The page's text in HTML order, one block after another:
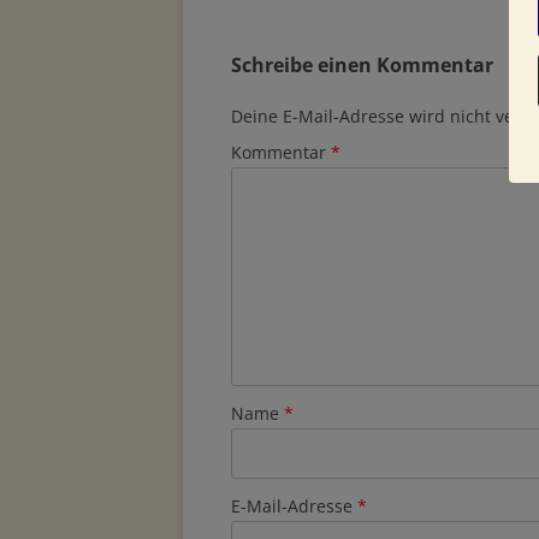
Schreibe einen Kommentar
Deine E-Mail-Adresse wird nicht
Kommentar *
Name *
E-Mail-Adresse *